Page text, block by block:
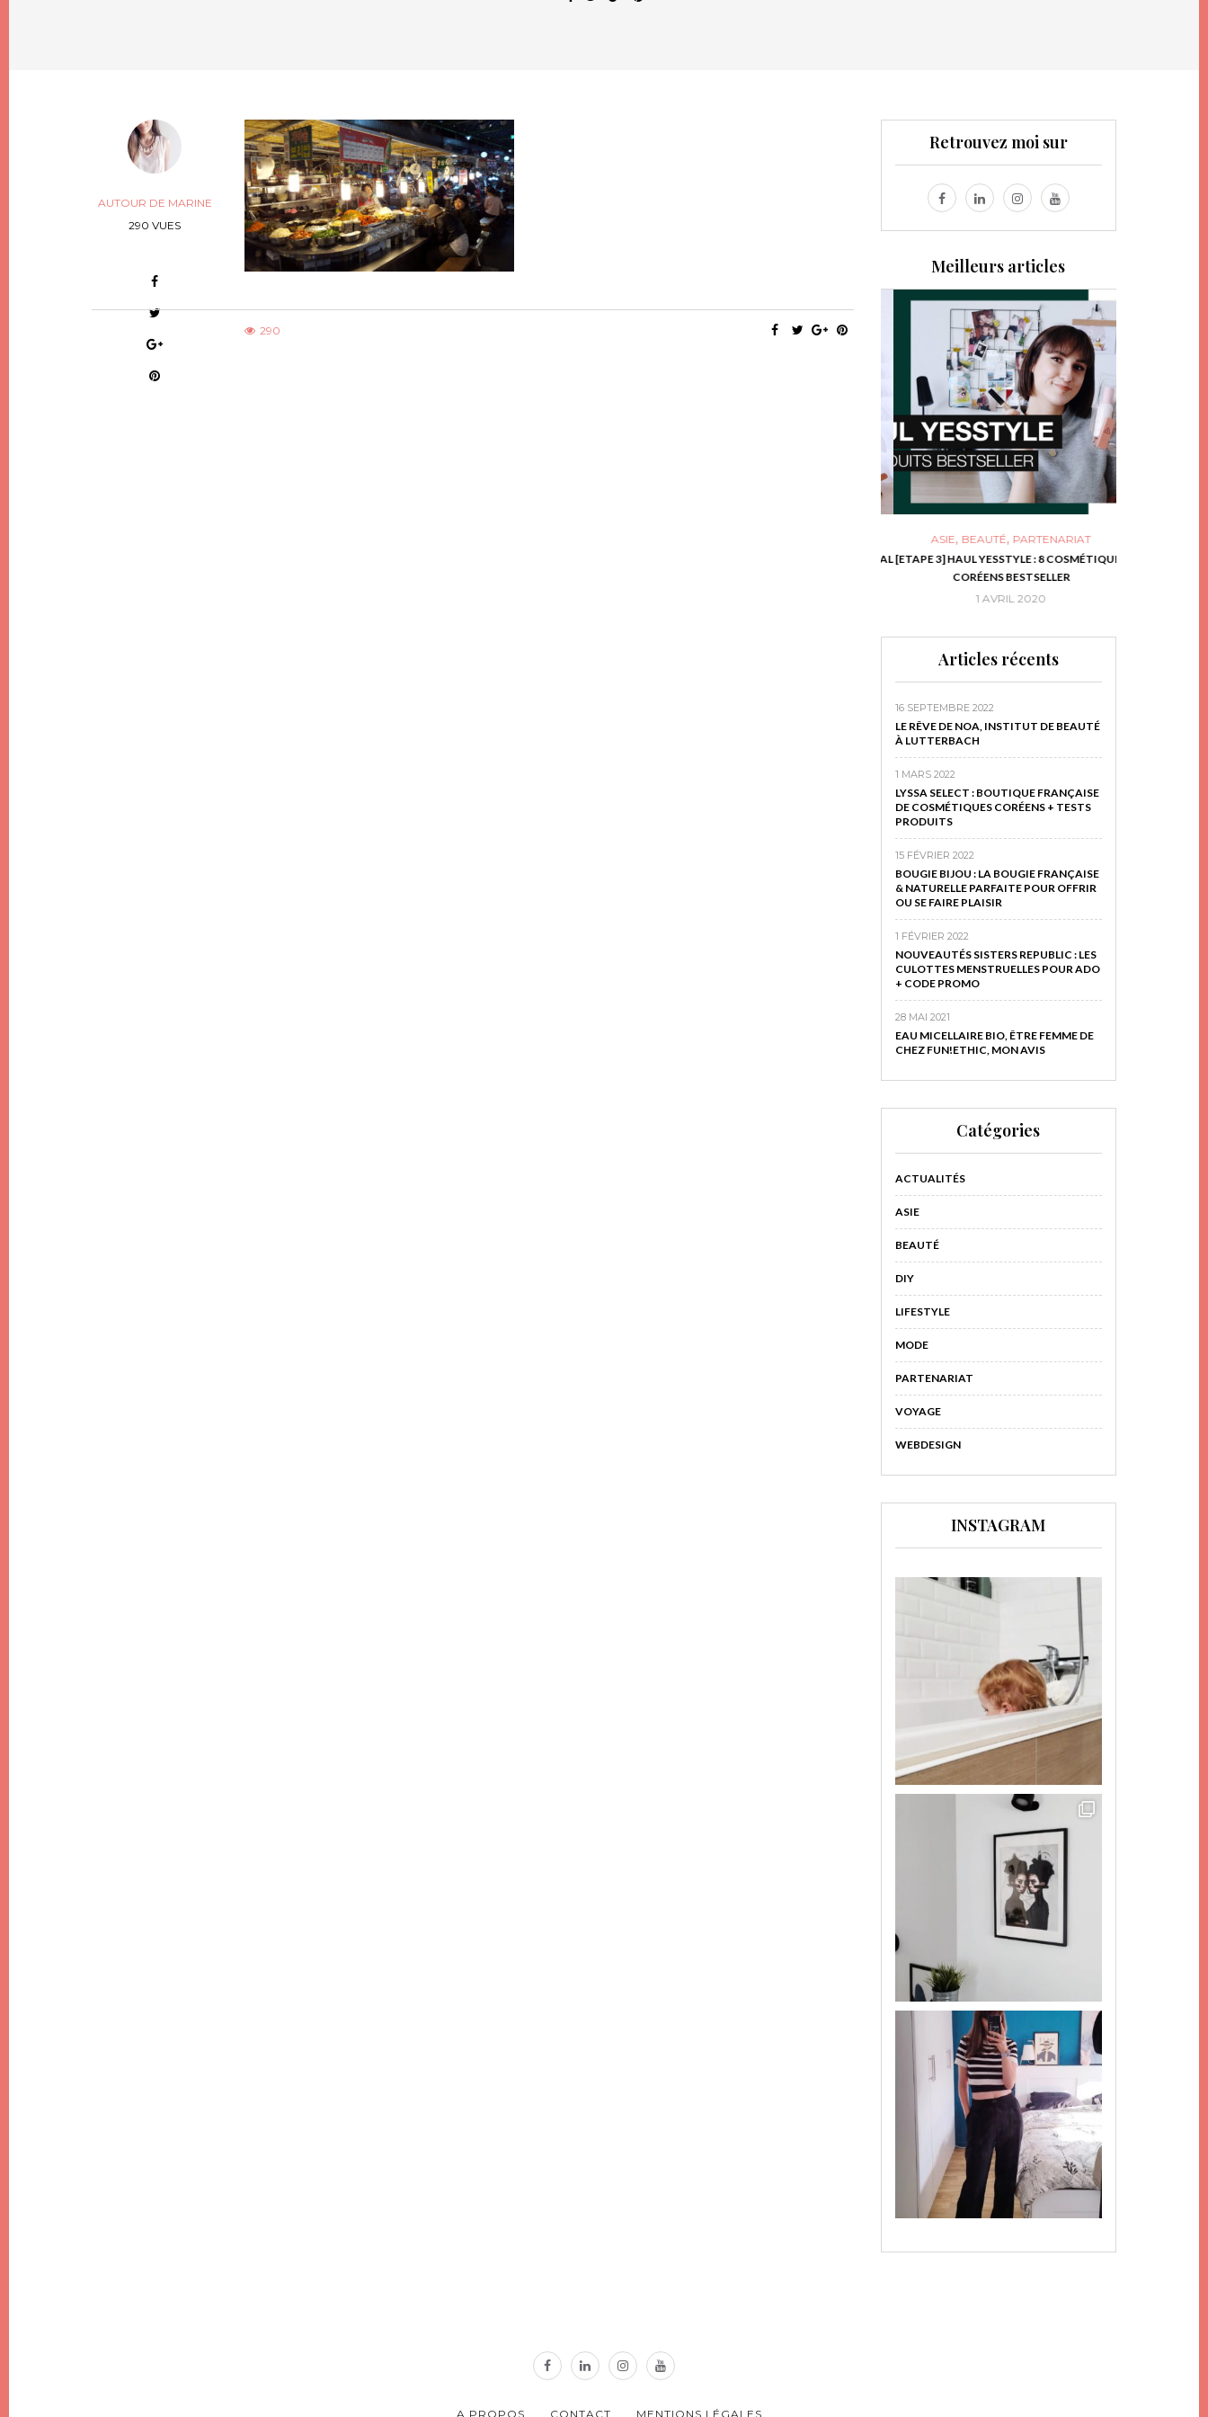
AUTOUR DE MARINE
290 VUES
290
Retrouvez moi sur
Meilleurs articles
ASIE,BEAUTÉ,PARTENARIAT
[ETAPE 3] HAUL YESSTYLE : 8 COSMÉTIQUES
CORÉENS BESTSELLER
1 AVRIL 2020
Articles récents
16 SEPTEMBRE 2022
LE RÊVE DE NOA, INSTITUT DE BEAUTÉ
À LUTTERBACH
1 MARS 2022
LYSSA SELECT : BOUTIQUE FRANÇAISE
DE COSMÉTIQUES CORÉENS + TESTS
PRODUITS
15 FÉVRIER 2022
BOUGIE BIJOU : LA BOUGIE FRANÇAISE
& NATURELLE PARFAITE POUR OFFRIR
OU SE FAIRE PLAISIR
1 FÉVRIER 2022
NOUVEAUTÉS SISTERS REPUBLIC : LES
CULOTTES MENSTRUELLES POUR ADO
+ CODE PROMO
28 MAI 2021
EAU MICELLAIRE BIO, ÊTRE FEMME DE
CHEZ FUN!ETHIC, MON AVIS
Catégories
ACTUALITÉS
ASIE
BEAUTÉ
DIY
LIFESTYLE
MODE
PARTENARIAT
VOYAGE
WEBDESIGN
INSTAGRAM
A PROPOS CONTACT MENTIONS LÉGALES